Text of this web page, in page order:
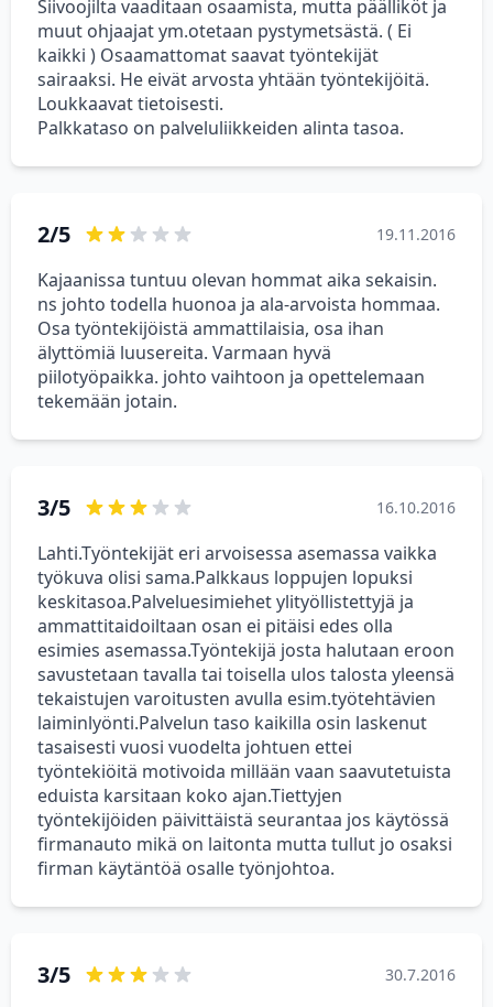
Siivoojilta vaaditaan osaamista, mutta päälliköt ja
muut ohjaajat ym.otetaan pystymetsästä. ( Ei
kaikki ) Osaamattomat saavat työntekijät
sairaaksi. He eivät arvosta yhtään työntekijöitä.
Loukkaavat tietoisesti.
Palkkataso on palveluliikkeiden alinta tasoa.
2/5 19.11.2016
Kajaanissa tuntuu olevan hommat aika sekaisin.
ns johto todella huonoa ja ala-arvoista hommaa.
Osa työntekijöistä ammattilaisia, osa ihan
älyttömiä luusereita. Varmaan hyvä
piilotyöpaikka. johto vaihtoon ja opettelemaan
tekemään jotain.
3/5 16.10.2016
Lahti.Työntekijät eri arvoisessa asemassa vaikka
työkuva olisi sama.Palkkaus loppujen lopuksi
keskitasoa.Palveluesimiehet ylityöllistettyjä ja
ammattitaidoiltaan osan ei pitäisi edes olla
esimies asemassa.Työntekijä josta halutaan eroon
savustetaan tavalla tai toisella ulos talosta yleensä
tekaistujen varoitusten avulla esim.työtehtävien
laiminlyönti.Palvelun taso kaikilla osin laskenut
tasaisesti vuosi vuodelta johtuen ettei
työntekiöitä motivoida millään vaan saavutetuista
eduista karsitaan koko ajan.Tiettyjen
työntekijöiden päivittäistä seurantaa jos käytössä
firmanauto mikä on laitonta mutta tullut jo osaksi
firman käytäntöä osalle työnjohtoa.
3/5 30.7.2016